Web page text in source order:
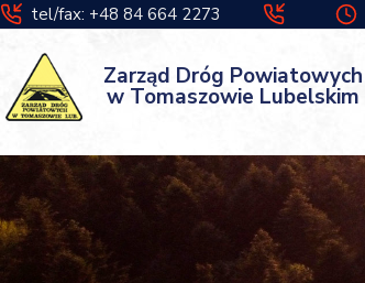
tel/fax: +48 84 664 2273
Zarząd Dróg Powiatowych
w Tomaszowie Lubelskim